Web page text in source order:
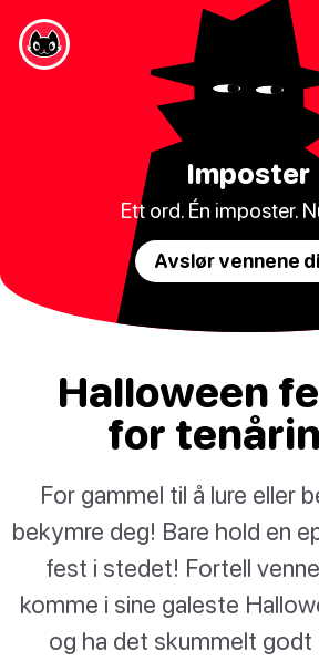
Imposter
Ett ord. Én imposter.
Avslør vennene
Halloween
for
For gammel til å lure eller
bekymre deg! Bare hold en
fest i stedet! Fortell
komme i sine galeste
og ha det skummelt godt